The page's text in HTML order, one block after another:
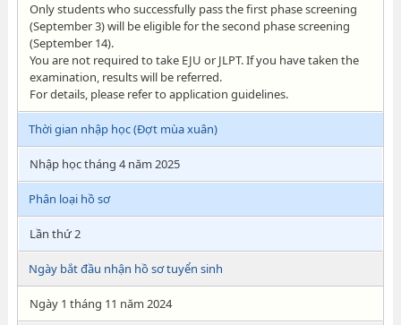
Only students who successfully pass the first phase screening
(September 3) will be eligible for the second phase screening
(September 14).
You are not required to take EJU or JLPT. If you have taken the
examination, results will be referred.
For details, please refer to application guidelines.
Thời gian nhập học (Đợt mùa xuân)
Nhập học tháng 4 năm 2025
Phân loại hồ sơ
Lần thứ 2
Ngày bắt đầu nhận hồ sơ tuyển sinh
Ngày 1 tháng 11 năm 2024